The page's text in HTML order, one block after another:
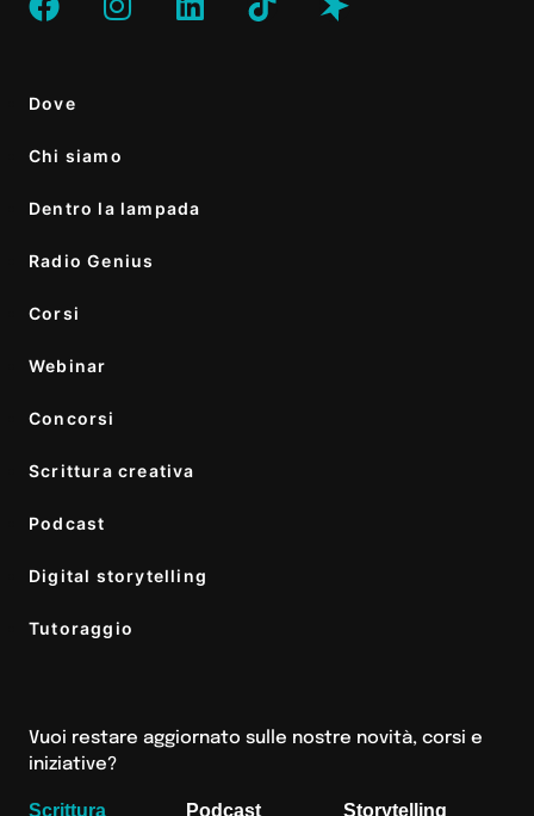
Dove
Chi siamo
Dentro la lampada
Radio Genius
Corsi
Webinar
Concorsi
Scrittura creativa
Podcast
Digital storytelling
Tutoraggio
Vuoi restare aggiornato sulle nostre novità, corsi e
iniziative?
Scrittura Podcast Storytelling